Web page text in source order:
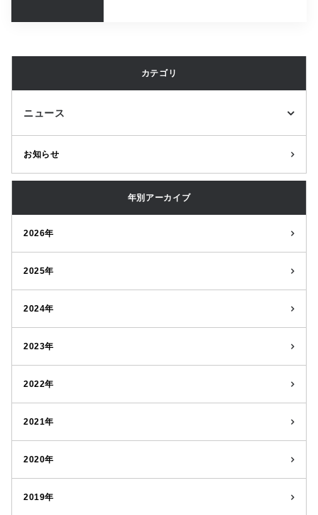
カテゴリ
ニュース
お知らせ
年別アーカイブ
2026年
2025年
2024年
2023年
2022年
2021年
2020年
2019年